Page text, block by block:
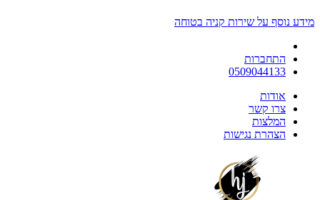
מידע נוסף על שירות קניה בטוחה
התחברות
0509044133
אודות
צרו קשר
המלצות
הצהרת נגישות